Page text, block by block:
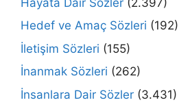
Hedef ve Amaç Sözleri (192)
İletişim Sözleri (155)
İnanmak Sözleri (262)
İnsanlara Dair Sözler (3.431)